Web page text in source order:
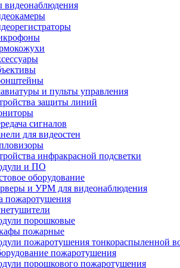
видеонаблюдения
и пульты управления
защиты линий
сигналов
для видеостен
инфракрасной подсветки
и ПО
оборудование
и УРМ для видеонаблюдения
пожаротушения
порошковые
пожарные
пожаротушения тонкораспыленной
пожаротушения
порошкового пожаротушения